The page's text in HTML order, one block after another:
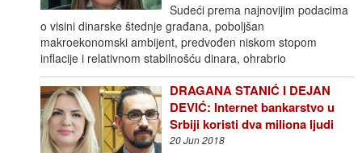
Sudeći prema najnovijim podacima
o visini dinarske štednje građana, poboljšan
makroekonomski ambijent, predvođen niskom stopom
inflacije i relativnom stabilnošću dinara, ohrabrio
DRAGANA STANIĆ I DEJAN
DEVIĆ: Internet bankarstvo u
Srbiji koristi dva miliona ljudi
20 Jun 2018